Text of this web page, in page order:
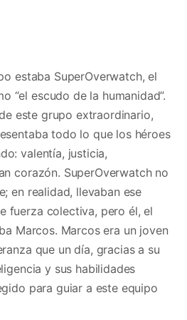
estaba SuperOverwatch, el
“el escudo de la humanidad”.
este grupo extraordinario,
todo lo que los héroes
valentía, justicia,
corazón. SuperOverwatch no
en realidad, llevaban ese
fuerza colectiva, pero él, el
Marcos. Marcos era un joven
que un día, gracias a su
y sus habilidades
para guiar a este equipo